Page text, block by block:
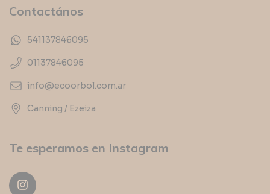
Contactános
541137846095
01137846095
info@ecoorbol.com.ar
Canning / Ezeiza
Te esperamos en Instagram